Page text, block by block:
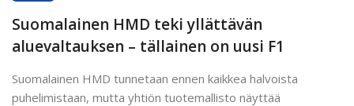
Suomalainen HMD teki yllättävän
aluevaltauksen – tällainen on uusi F1
Suomalainen HMD tunnetaan ennen kaikkea halvoista
puhelimistaan, mutta yhtiön tuotemallisto näyttää